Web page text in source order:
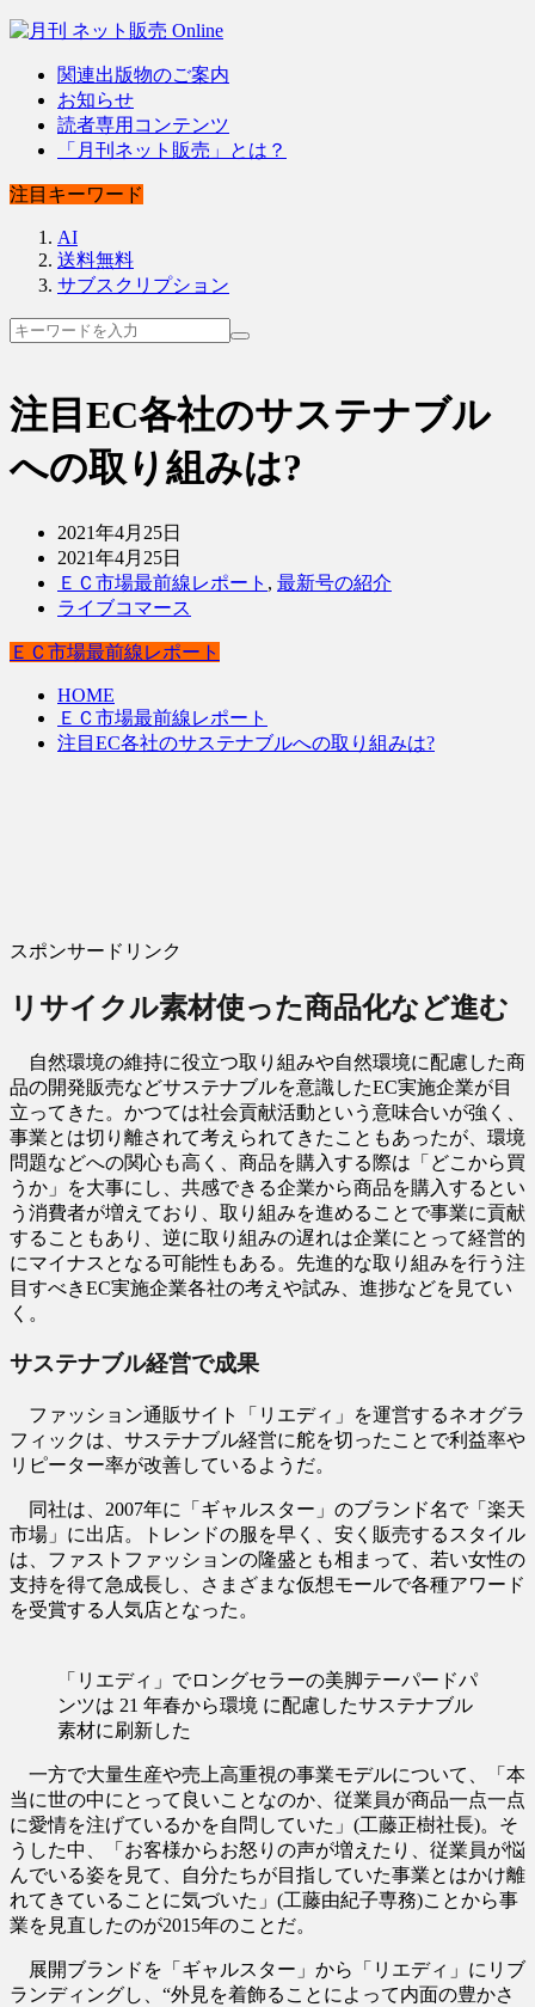
関連出版物のご案内
お知らせ
読者専用コンテンツ
「月刊ネット販売」とは？
注目キーワード
AI
送料無料
サブスクリプション
注目EC各社のサステナブル
への取り組みは?
2021年4月25日
2021年4月25日
ＥＣ市場最前線レポート , 最新号の紹介
ライブコマース
ＥＣ市場最前線レポート
HOME
ＥＣ市場最前線レポート
注目EC各社のサステナブルへの取り組みは?
スポンサードリンク
リサイクル素材使った商品化など進む
自然環境の維持に役立つ取り組みや自然環境に配慮した商
品の開発販売などサステナブルを意識したEC実施企業が目
立ってきた。かつては社会貢献活動という意味合いが強く、
事業とは切り離されて考えられてきたこともあったが、環境
問題などへの関心も高く、商品を購入する際は「どこから買
うか」を大事にし、共感できる企業から商品を購入するとい
う消費者が増えており、取り組みを進めることで事業に貢献
することもあり、逆に取り組みの遅れは企業にとって経営的
にマイナスとなる可能性もある。先進的な取り組みを行う注
目すべきEC実施企業各社の考えや試み、進捗などを見てい
く。
サステナブル経営で成果
ファッション通販サイト「リエディ」を運営するネオグラ
フィックは、サステナブル経営に舵を切ったことで利益率や
リピーター率が改善しているようだ。
同社は、2007年に「ギャルスター」のブランド名で「楽天
市場」に出店。トレンドの服を早く、安く販売するスタイル
は、ファストファッションの隆盛とも相まって、若い女性の
支持を得て急成長し、さまざまな仮想モールで各種アワード
を受賞する人気店となった。
「リエディ」でロングセラーの美脚テーパードパ
ンツは 21 年春から環境 に配慮したサステナブル
素材に刷新した
一方で大量生産や売上高重視の事業モデルについて、「本
当に世の中にとって良いことなのか、従業員が商品一点一点
に愛情を注げているかを自問していた」(工藤正樹社長)。そ
うした中、「お客様からお怒りの声が増えたり、従業員が悩
んでいる姿を見て、自分たちが目指していた事業とはかけ離
れてきていることに気づいた」(工藤由紀子専務)ことから事
業を見直したのが2015年のことだ。
展開ブランドを「ギャルスター」から「リエディ」にリブ
ランディングし、“外見を着飾ることによって内面の豊かさ